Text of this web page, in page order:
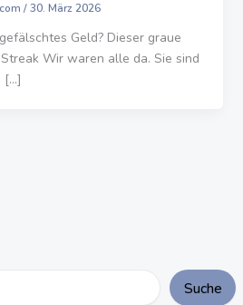
Suche
/30. März 2026
Geld? Dieser graue
Wir waren alle da. Sie sind